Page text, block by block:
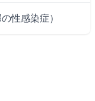
性感染症）